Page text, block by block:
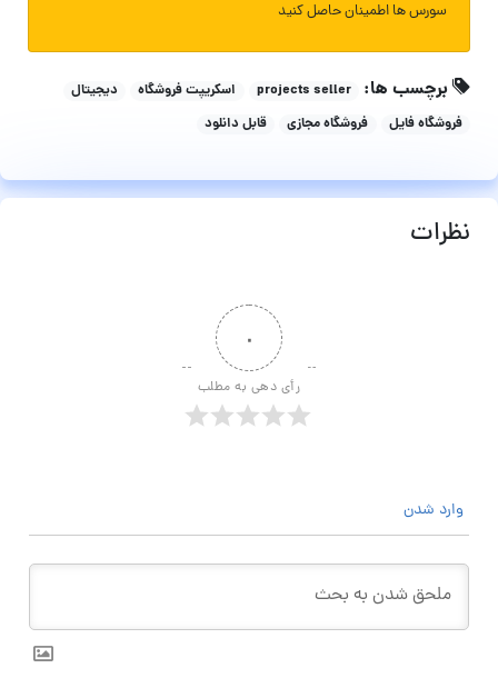
سورس ها اطمینان حاصل کنید
برچسب ها: projects seller اسکریپت فروشگاه
دیجیتال
فروشگاه فایل
فروشگاه مجازی قابل دانلود
نظرات
۰
رأی دهی به مطلب
وارد شدن